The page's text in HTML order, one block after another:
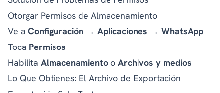
Otorgar Permisos de Almacenamiento
Ve a Configuración → Aplicaciones → WhatsApp
Toca Permisos
Habilita Almacenamiento o Archivos y medios
Lo Que Obtienes: El Archivo de Exportación